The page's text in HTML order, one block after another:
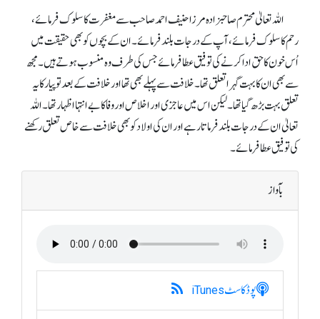
اللہ تعالیٰ محترم صاحبزادہ مرزا حنیف احمد صاحب سے مغفرت کا سلوک فرمائے،
رحم کا سلوک فرمائے، آپ کے درجات بلند فرمائے۔ ان کے بچوں کو بھی حقیقت میں
اُس خون کا حق ادا کرنے کی توفیق عطا فرمائے جس کی طرف وہ منسوب ہوتے ہیں۔ مجھ
سے بھی ان کا بہت گہرا تعلق تھا۔ خلافت سے پہلے بھی تھااور خلافت کے بعد تو پیار کا یہ
تعلق بہت بڑھ گیا تھا۔ لیکن اس میں عاجزی اور اخلاص اور وفا کا بے انتہا اظہار تھا۔ اللہ
تعالیٰ ان کے درجات بلند فرماتا رہے اور ان کی اولاد کو بھی خلافت سے خاص تعلق رکھنے
کی توفیق عطا فرمائے۔
بآواز
پوڈکاسٹiTunes